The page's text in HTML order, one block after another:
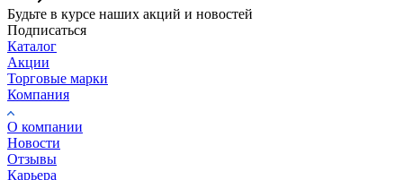
Будьте в курсе наших акций и новостей
Подписаться
Каталог
Акции
Торговые марки
Компания
О компании
Новости
Отзывы
Карьера